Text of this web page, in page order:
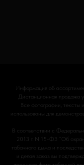
Информация об
Дистанционная продажа
Все фотографии, тексты
использованы для
В соответствии с
2013 г. N 15-ФЗ “Об
табачного дыма и
и делая заказ вы